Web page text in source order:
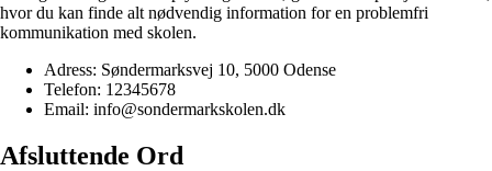
hvor du kan finde alt nødvendig information for en problemfri
kommunikation med skolen.
Adress: Søndermarksvej 10, 5000 Odense
Telefon: 12345678
Email: info@sondermarkskolen.dk
Afsluttende Ord